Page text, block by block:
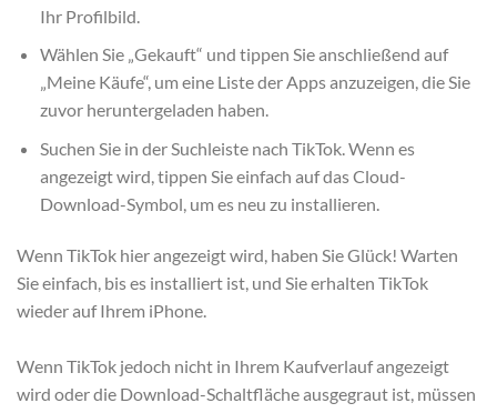
Ihr Profilbild.
Wählen Sie „Gekauft“ und tippen Sie anschließend auf
„Meine Käufe“, um eine Liste der Apps anzuzeigen, die Sie
zuvor heruntergeladen haben.
Suchen Sie in der Suchleiste nach TikTok. Wenn es
angezeigt wird, tippen Sie einfach auf das Cloud-
Download-Symbol, um es neu zu installieren.
Wenn TikTok hier angezeigt wird, haben Sie Glück! Warten
Sie einfach, bis es installiert ist, und Sie erhalten TikTok
wieder auf Ihrem iPhone.
Wenn TikTok jedoch nicht in Ihrem Kaufverlauf angezeigt
wird oder die Download-Schaltfläche ausgegraut ist, müssen